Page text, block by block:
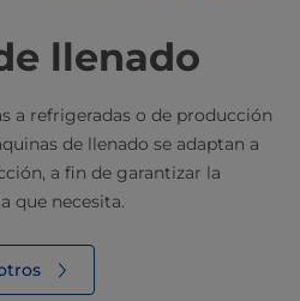
llenado
a refrigeradas o de producción
de llenado se adaptan a
a fin de garantizar la
que necesita.